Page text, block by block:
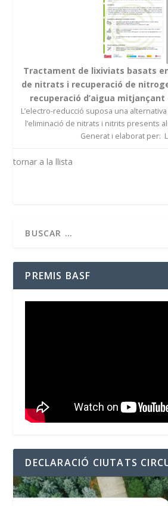
Tractament de lixiviats basats
de nitrats i recuperació de
recuperació d’aigua
L’electro-reducció suposa una
l’eliminació de nitrats i nitrits presents
Generat i elaborat per:
tornar a la llista
PREMIS BASF
DECLARACIÓ CIUTATS